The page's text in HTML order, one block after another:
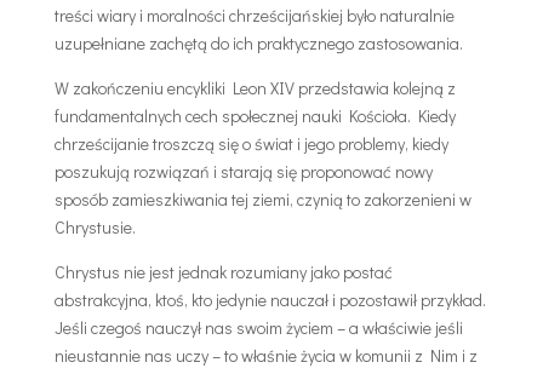
treści wiary i moralności chrześcijańskiej było naturalnie
uzupełniane zachętą do ich praktycznego zastosowania.
W zakończeniu encykliki Leon XIV przedstawia kolejną z
fundamentalnych cech społecznej nauki Kościoła. Kiedy
chrześcijanie troszczą się o świat i jego problemy, kiedy
poszukują rozwiązań i starają się proponować nowy
sposób zamieszkiwania tej ziemi, czynią to zakorzenieni w
Chrystusie.
Chrystus nie jest jednak rozumiany jako postać
abstrakcyjna, ktoś, kto jedynie nauczał i pozostawił przykład.
Jeśli czegoś nauczył nas swoim życiem – a właściwie jeśli
nieustannie nas uczy – to właśnie życia w komunii z Nim i z